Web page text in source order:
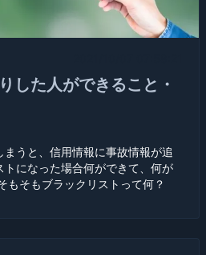
した人ができること・
うと、信用情報に事故情報が追
になった場合何ができて、何が
もそもブラックリストって何？